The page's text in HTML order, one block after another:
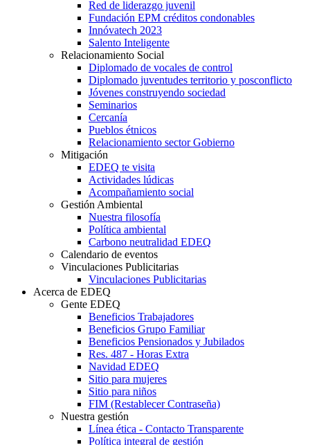
Red de liderazgo juvenil
Fundación EPM créditos condonables
Innóvatech 2023
Salento Inteligente
Relacionamiento Social
Diplomado de vocales de control
Diplomado juventudes territorio y posconflicto
Jóvenes construyendo sociedad
Seminarios
Cercanía
Pueblos étnicos
Relacionamiento sector Gobierno
Mitigación
EDEQ te visita
Actividades lúdicas
Acompañamiento social
Gestión Ambiental
Nuestra filosofía
Política ambiental
Carbono neutralidad EDEQ
Calendario de eventos
Vinculaciones Publicitarias
Vinculaciones Publicitarias
Acerca de EDEQ
Gente EDEQ
Beneficios Trabajadores
Beneficios Grupo Familiar
Beneficios Pensionados y Jubilados
Res. 487 - Horas Extra
Navidad EDEQ
Sitio para mujeres
Sitio para niños
FIM (Restablecer Contraseña)
Nuestra gestión
Línea ética - Contacto Transparente
Política integral de gestión